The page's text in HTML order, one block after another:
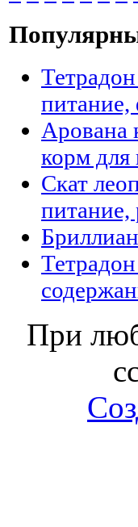
питание,
Арована
корм для
Скат
питание,
При